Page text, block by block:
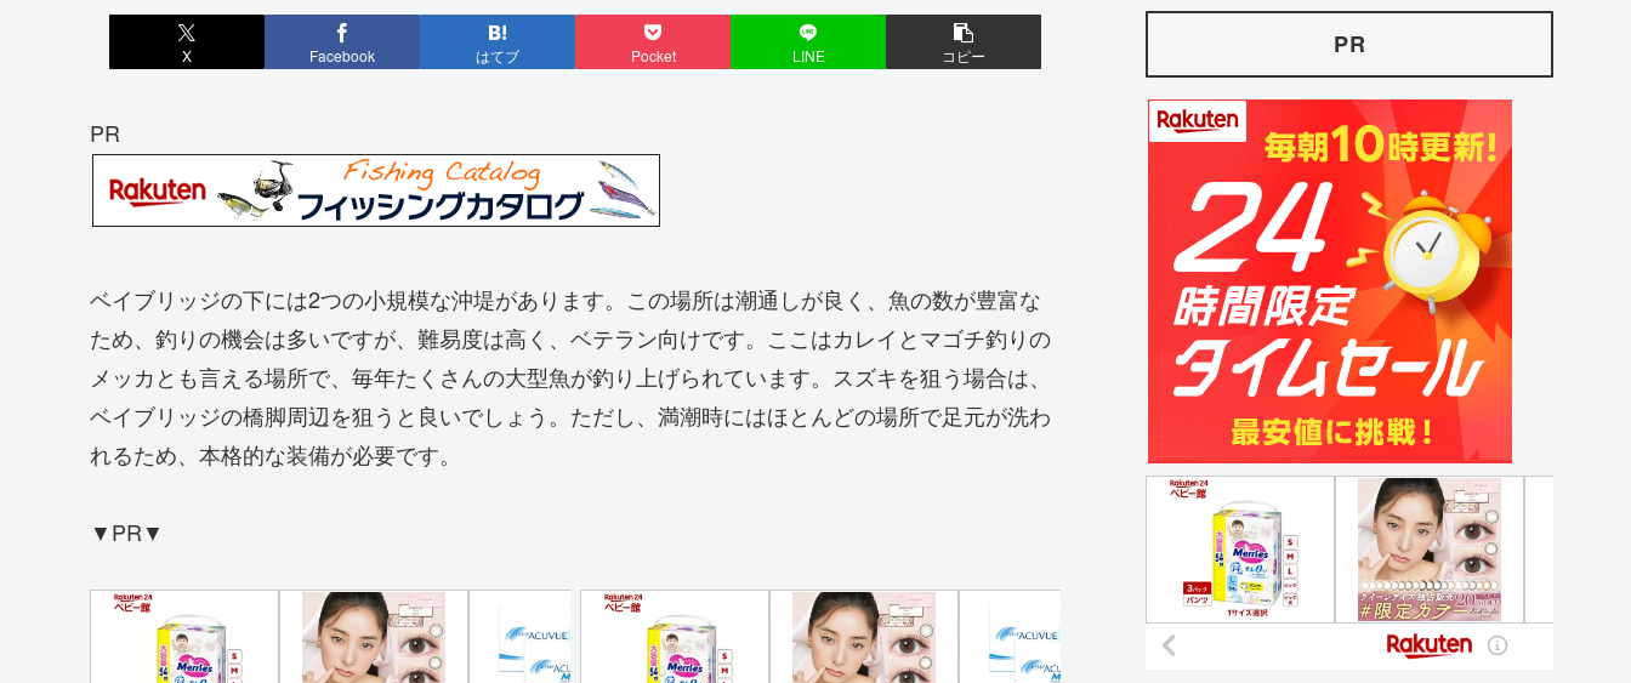
X Facebook はてブ Pocket LINE コピー
PR
ベイブリッジの下には2つの小規模な沖堤があります。この場所は潮通しが良く、魚の数が豊富な
ため、釣りの機会は多いですが、難易度は高く、ベテラン向けです。ここはカレイとマゴチ釣りの
メッカとも言える場所で、毎年たくさんの大型魚が釣り上げられています。スズキを狙う場合は、
ベイブリッジの橋脚周辺を狙うと良いでしょう。ただし、満潮時にはほとんどの場所で足元が洗わ
れるため、本格的な装備が必要です。
▼PR▼
PR